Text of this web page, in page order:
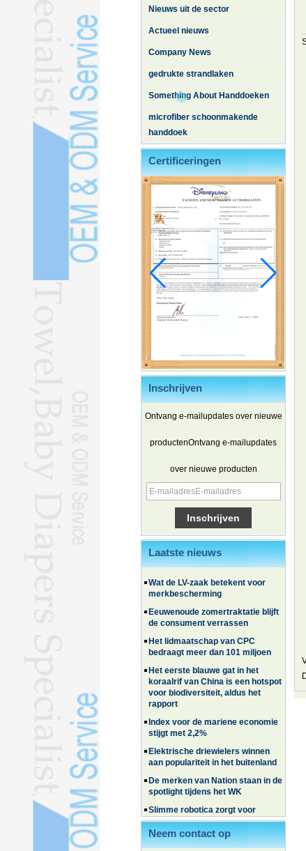
Zijde quiltL
Nieuws uit de sector
Actueel nieuws
Company News
gedrukte strandlaken
Something About Handdoeken
microfiber schoonmakende
handdoek
Certificeringen
Inschrijven
Ontvang e-mailupdates over nieuwe
productenOntvang e-mailupdates
over nieuwe producten
Laatste nieuws
Chinese elektrische voertuigen
winnen terrein in Zuid-Korea
Familie- en ervaringsreizen
zorgen voor een golf van reizen in
de zomer
Wat de LV-zaak betekent voor
merkbescherming
Eeuwenoude zomertraktatie blijft
de consument verrassen
Het lidmaatschap van CPC
bedraagt ​​meer dan 101 miljoen
Het eerste blauwe gat in het
koraalrif van China is een hotspot
voor biodiversiteit, aldus het
rapport
Index voor de mariene economie
stijgt met 2,2%
Elektrische driewielers winnen
aan populariteit in het buitenland
De merken van Nation staan ​​in de
spotlight tijdens het WK
Slimme robotica zorgt voor
doorbraken in de revalidatie
Chinese elektrische voertuigen
winnen terrein in Zuid-Korea
Neem contact op